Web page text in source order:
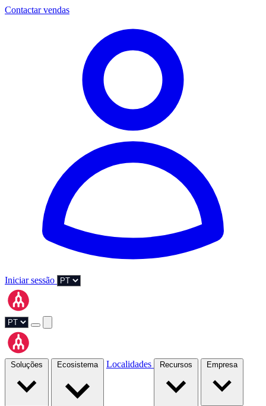
Contactar vendas
Iniciar sessão
Ecosistema Localidades Empresa